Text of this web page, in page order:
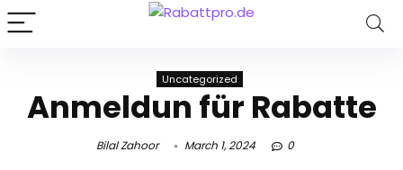
Uncategorized
Anmeldun für Rabatte
Bilal Zahoor March 1, 2024 0